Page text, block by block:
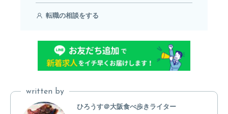
転職の相談をする
written by
ひろうす＠大阪食べ歩きライター